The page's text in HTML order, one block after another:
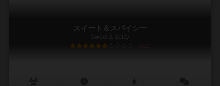
スイート＆スパイシー
Sweet & Spicy
6.1